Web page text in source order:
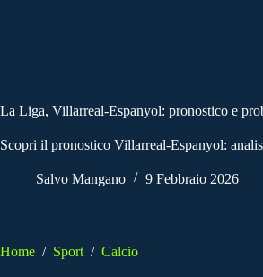
La Liga, Villarreal-Espanyol: pronostico e
Scopri il pronostico Villarreal-Espanyol:
Salvo Mangano 9 Febbraio 2026
Home / Sport / Calcio